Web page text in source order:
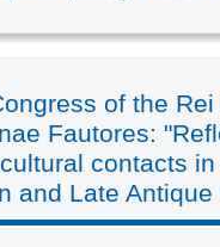
of the Rei
Fautores:
contacts in
and Late Antique